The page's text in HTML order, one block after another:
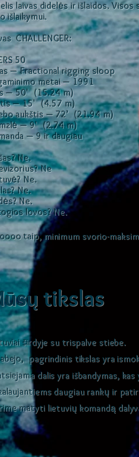
laivas didelės ir išlaidos.
išlaikymui.
CHALLENGER:
50
— Fractional rigging sloop
metai — 1991
— 50' (15.24 m)
— 15' (4.57 m)
aukštis — 72’ (21.94 m)
— 9' (2.74 m)
— 9 ir daugiau
Ne.
Ne
Ne.
Ne.
Ne.
lovos? Ne.
taip, minimum svorio-
ūsų tikslas
širdyje su trispalve stiebe.
pagrindinis tikslas yra
dalis yra išbandymas,
daugiau rankų ir
matyti lietuvių komandą